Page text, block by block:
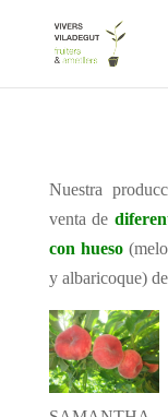
Nuestra
venta ded
con hueso
y albaricoque) de